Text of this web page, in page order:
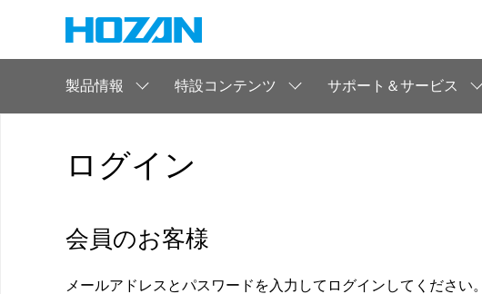
製品情報 特設コンテンツ サポート＆サービス
ログイン
会員のお客様
メールアドレスとパスワードを入力してログインしてください。